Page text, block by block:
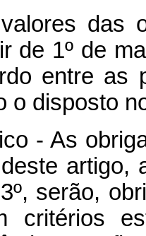
das
de 1º de
entre as
o disposto
- As
artigo,
serão,
critérios